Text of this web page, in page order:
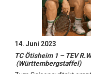
14. Juni 2023
TC Ötisheim 1 – TEV
(Württembergstaffel)